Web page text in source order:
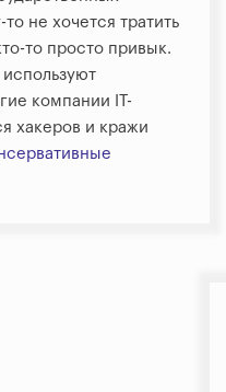
не хочется тратить
то просто привык.
компании IT-
хакеров и кражи